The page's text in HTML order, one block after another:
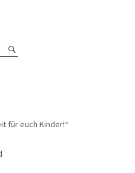
für euch Kinder!“